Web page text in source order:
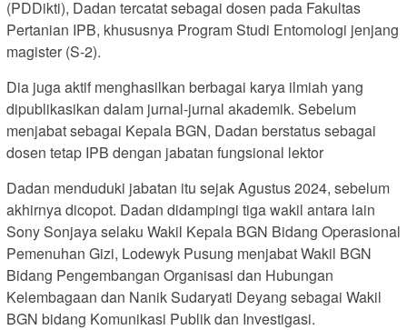
(PDDikti), Dadan tercatat sebagai dosen pada Fakultas
Pertanian IPB, khususnya Program Studi Entomologi jenjang
magister (S-2).
Dia juga aktif menghasilkan berbagai karya ilmiah yang
dipublikasikan dalam jurnal-jurnal akademik. Sebelum
menjabat sebagai Kepala BGN, Dadan berstatus sebagai
dosen tetap IPB dengan jabatan fungsional lektor
Dadan menduduki jabatan itu sejak Agustus 2024, sebelum
akhirnya dicopot. Dadan didampingi tiga wakil antara lain
Sony Sonjaya selaku Wakil Kepala BGN Bidang Operasional
Pemenuhan Gizi, Lodewyk Pusung menjabat Wakil BGN
Bidang Pengembangan Organisasi dan Hubungan
Kelembagaan dan Nanik Sudaryati Deyang sebagai Wakil
BGN bidang Komunikasi Publik dan Investigasi.